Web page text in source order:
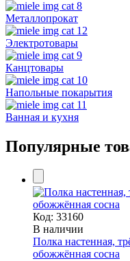
Металлопрокат
Электротовары
Канцтовары
Напольные покарытия
Ванная и кухня
Популярные
Код: 33160
В наличии
Полка настенная,
обожжённая сосна